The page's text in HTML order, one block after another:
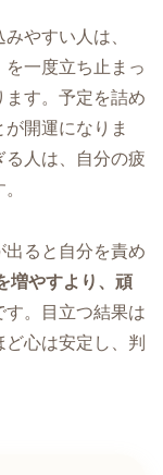
やすい人は、
を一度立ち止まっ
ます。予定を詰め
開運になりま
人は、自分の疲
出ると自分を責め
増やすより、頑
す。目立つ結果は
心は安定し、判